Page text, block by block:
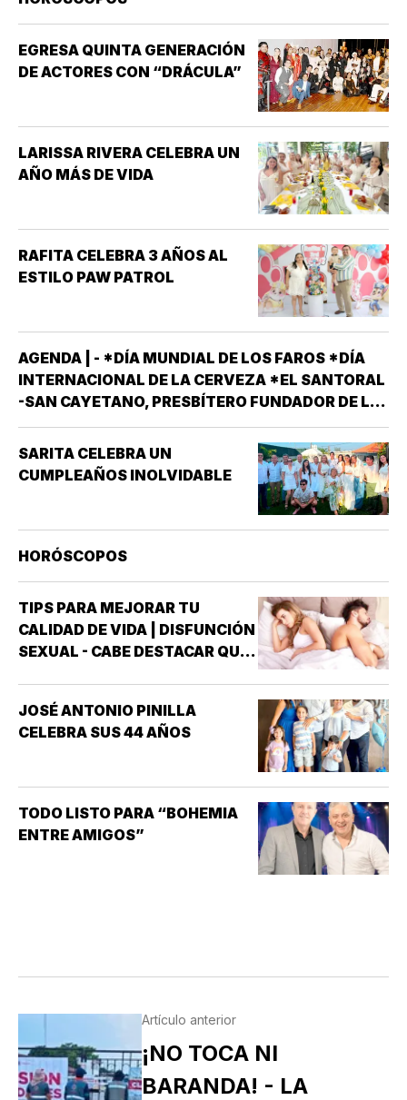
EGRESA QUINTA GENERACIÓN
DE ACTORES CON “DRÁCULA”
LARISSA RIVERA CELEBRA UN
AÑO MÁS DE VIDA
RAFITA CELEBRA 3 AÑOS AL
ESTILO PAW PATROL
AGENDA | - *DÍA MUNDIAL DE LOS FAROS *DÍA
INTERNACIONAL DE LA CERVEZA *EL SANTORAL
-SAN CAYETANO, PRESBÍTERO FUNDADOR DE LA
ORDEN DE LOS TEATINOS. SANTOS Y MÁRTIRES
SIXTO II PAPA MÁRTIR Y SUS DISCÍPULOS
FELICÍSIMO Y AGAPITO. SAN MIGUEL DE LA
SARITA CELEBRA UN
CUMPLEAÑOS INOLVIDABLE
HORÓSCOPOS
TIPS PARA MEJORAR TU
CALIDAD DE VIDA | DISFUNCIÓN
SEXUAL - CABE DESTACAR QUE
INTERÉS HA GENERADO PARA
LA INVESTIGACIÓN DE NUEVOS
(INCAPACIDAD DE ALCANZAR
Y/O MANTENER…
JOSÉ ANTONIO PINILLA
CELEBRA SUS 44 AÑOS
TODO LISTO PARA “BOHEMIA
ENTRE AMIGOS”
Artículo anterior
¡NO TOCA NI
BARANDA! - LA